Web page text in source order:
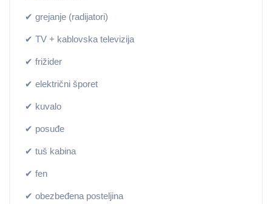
✔ grejanje (radijatori)
✔ TV + kablovska televizija
✔ frižider
✔ električni šporet
✔ kuvalo
✔ posuđe
✔ tuš kabina
✔ fen
✔ obezbeđena posteljina